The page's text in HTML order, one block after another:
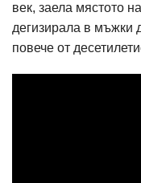
век, заела мястото
дегизирала в мъжки
повече от